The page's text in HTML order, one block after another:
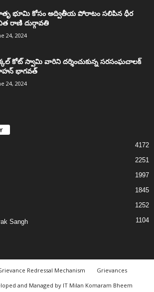
భూమి కోసం అద్వితీయ పోరాటం సలిపిన ధీర
రాణి దుర్గావతి
24, 2024
కోట్‌ స్వామి వారిని దర్శించుకున్న సరసంఘచాలక్
భాగవత్
24, 2024
4172
2251
1997
1845
1252
Sangh 1104
Redressal Mechanism
Grievances
and Managed by IT Milan Komaram Bheem